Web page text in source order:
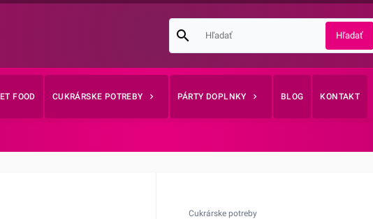
FOOD CUKRÁRSKE POTREBY PÁRTY DOPLNKY BLOG KONTAKT
Cukrárske potreby